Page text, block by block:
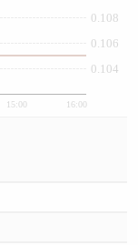
15:00 16:00
0.104
0.106
0.108